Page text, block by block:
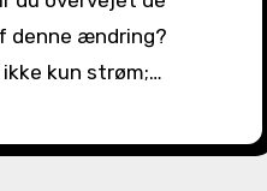
denne ændring?
kun strøm;…